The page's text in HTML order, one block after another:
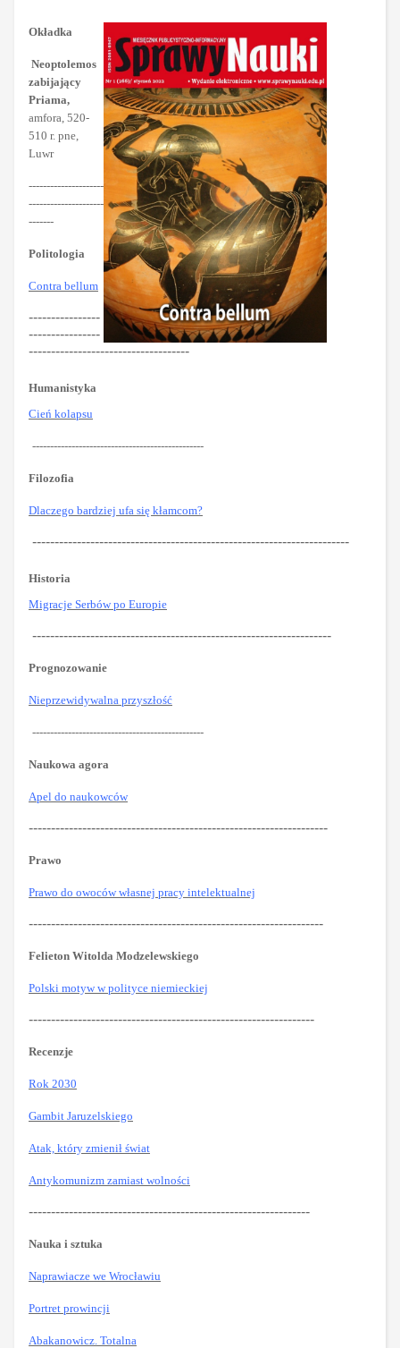
Okładka
Neoptolemos
zabijający
Priama,
amfora, 520-
510 r. pne,
Luwr
---------------------
---------------------
-------
Politologia
Contra bellum
----------------
----------------
------------------------------------
Humanistyka
Cień kolapsu
------------------------------------------------
Filozofia
Dlaczego bardziej ufa się kłamcom?
-----------------------------------------------------------------------
Historia
Migracje Serbów po Europie
-------------------------------------------------------------------
Prognozowanie
Nieprzewidywalna przyszłość
------------------------------------------------
Naukowa agora
Apel do naukowców
-------------------------------------------------------------------
Prawo
Prawo do owoców własnej pracy intelektualnej
------------------------------------------------------------------
Felieton Witolda Modzelewskiego
Polski motyw w polityce niemieckiej
----------------------------------------------------------------
Recenzje
Rok 2030
Gambit Jaruzelskiego
Atak, który zmienił świat
Antykomunizm zamiast wolności
---------------------------------------------------------------
Nauka i sztuka
Naprawiacze we Wrocławiu
Portret prowincji
Abakanowicz. Totalna